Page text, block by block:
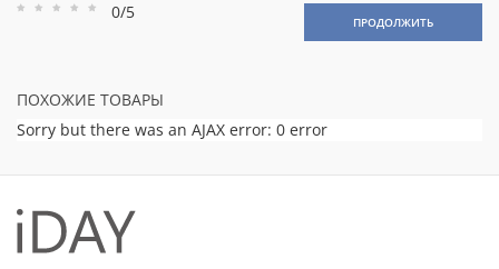
Рейтинг
Рейтинг
Рейтинг
Рейтинг
Рейтинг
0/5 ПРОДОЛЖИТЬ
ПОХОЖИЕ ТОВАРЫ
Sorry but there was an AJAX error: 0 error